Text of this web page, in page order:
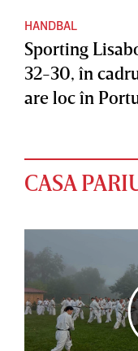
HANDBAL
Sporting
32-30, în
are loc în
CASA